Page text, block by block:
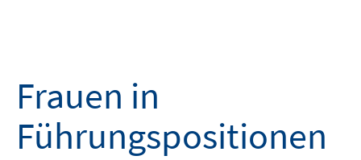
Frauen in
Führungspositionen